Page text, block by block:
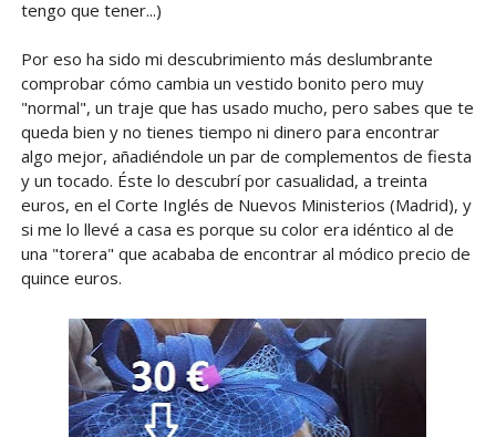
tengo que tener...)
Por eso ha sido mi descubrimiento más deslumbrante
comprobar cómo cambia un vestido bonito pero muy
"normal", un traje que has usado mucho, pero sabes que te
queda bien y no tienes tiempo ni dinero para encontrar
algo mejor, añadiéndole un par de complementos de fiesta
y un tocado. Éste lo descubrí por casualidad, a treinta
euros, en el Corte Inglés de Nuevos Ministerios (Madrid), y
si me lo llevé a casa es porque su color era idéntico al de
una "torera" que acababa de encontrar al módico precio de
quince euros.